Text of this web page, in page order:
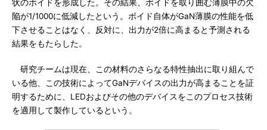
状のボイドを形成した。その結果、ボイドを取り囲む薄膜中の欠
陥が1/1000に低減したという。ボイド自体がGaN薄膜の性能を低
下させることはなく、反対に、出力が2倍に高まると予測される
結果をもたらした。
研究チームは現在、この材料のさらなる特性抽出に取り組んで
いる他、この技術によってGaNデバイスの出力が高まることを証
明するために、LEDおよびその他のデバイスをこのプロセス技術
を適用して製作しているという。